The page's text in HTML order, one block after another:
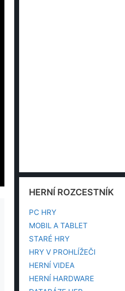
HERNÍ ROZCESTNÍK
PC HRY
MOBIL A TABLET
STARÉ HRY
HRY V PROHLÍŽEČI
HERNÍ VIDEA
HERNÍ HARDWARE